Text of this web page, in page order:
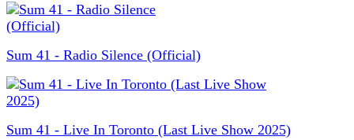
Sum 41 - Radio Silence (Official)
Sum 41 - Live In Toronto (Last Live Show 2025)